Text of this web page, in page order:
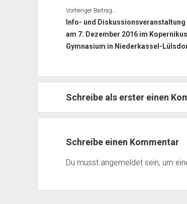
Vorheriger Beitrag...
Info- und Diskussionsveranstaltung
am 7. Dezember 2016 im
Gymnasium in Niederkassel-
Schreibe als erster einen
Schreibe einen Kommentar
Du musst angemeldetsein, um